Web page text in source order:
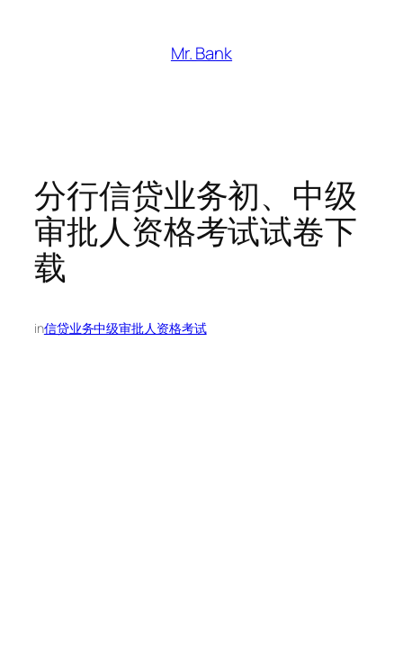
Mr. Bank
分行信贷业务初、中级
审批人资格考试试卷下
载
in信贷业务中级审批人资格考试